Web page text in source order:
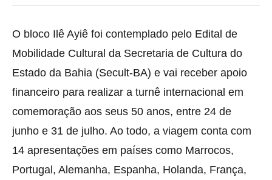
O bloco Ilê Ayiê foi contemplado pelo Edital de
Mobilidade Cultural da Secretaria de Cultura do
Estado da Bahia (Secult-BA) e vai receber apoio
financeiro para realizar a turnê internacional em
comemoração aos seus 50 anos, entre 24 de
junho e 31 de julho. Ao todo, a viagem conta com
14 apresentações em países como Marrocos,
Portugal, Alemanha, Espanha, Holanda, França,